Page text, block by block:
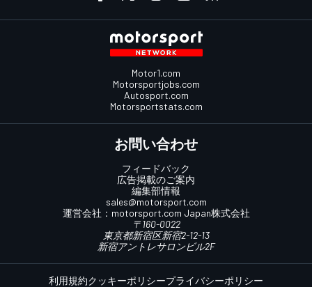
Motor1.com
Motorsportjobs.com
Autosport.com
Motorsportstats.com
お問い合わせ
フィードバック
広告掲載のご案内
編集部情報
sales@motorsport.com
運営会社： motorsport.com Japan株式会社
〒160-0022
東京都新宿区新宿2-12-13
新宿アントレサロンビル2F
利用規約クッキーポリシープライバシーポリシー